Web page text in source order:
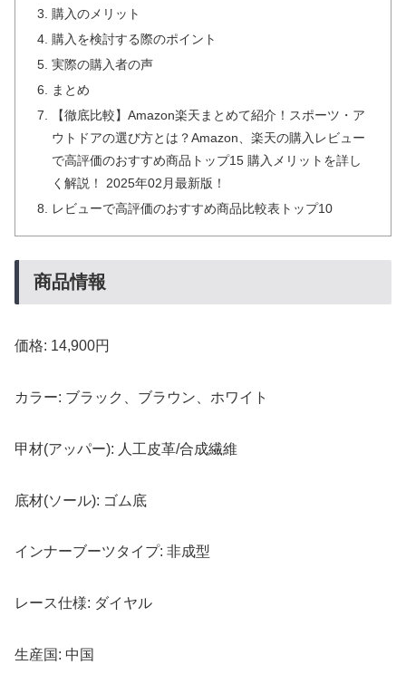
購入のメリット
購入を検討する際のポイント
実際の購入者の声
まとめ
【徹底比較】Amazon楽天まとめて紹介！スポーツ・ア
ウトドアの選び方とは？Amazon、楽天の購入レビュー
で高評価のおすすめ商品トップ15 購入メリットを詳し
く解説！ 2025年02月最新版！
レビューで高評価のおすすめ商品比較表トップ10
商品情報
価格: 14,900円
カラー: ブラック、ブラウン、ホワイト
甲材(アッパー): 人工皮革/合成繊維
底材(ソール): ゴム底
インナーブーツタイプ: 非成型
レース仕様: ダイヤル
生産国: 中国